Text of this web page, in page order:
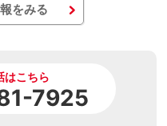
をみる
はこちら
7925